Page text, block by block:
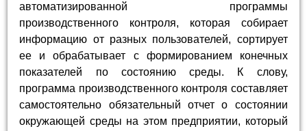
автоматизированной программы
производственного контроля, которая собирает
информацию от разных пользователей, сортирует
ее и обрабатывает с формированием конечных
показателей по состоянию среды. К слову,
программа производственного контроля составляет
самостоятельно обязательный отчет о состоянии
окружающей среды на этом предприятии, который